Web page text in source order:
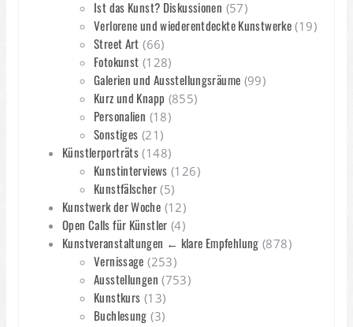
Ist das Kunst? Diskussionen (57)
Verlorene und wiederentdeckte Kunstwerke (19)
Street Art (66)
Fotokunst (128)
Galerien und Ausstellungsräume (99)
Kurz und Knapp (855)
Personalien (18)
Sonstiges (21)
Künstlerporträts (148)
Kunstinterviews (126)
Kunstfälscher(5)
Kunstwerk der Woche (12)
Open Calls für Künstler (4)
Kunstveranstaltungen ← klare Empfehlung (878)
Vernissage (253)
Ausstellungen (753)
Kunstkurs (13)
Buchlesung (3)